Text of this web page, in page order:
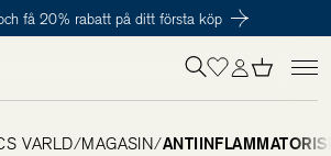
få 20% rabatt på ditt första köp
Till kassan
hos oss så behöver du vara medlem i
VÄRLD/MAGASIN/